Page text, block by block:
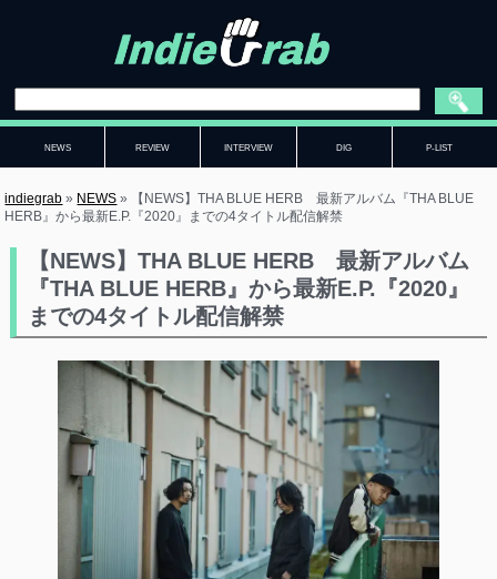
NEWS REVIEW INTERVIEW DIG P-LIST
indiegrab » NEWS »
【NEWS】THA BLUE HERB 最新アルバム『THA BLUE
HERB』から最新E.P.『2020』までの4タイトル配信解禁
【NEWS】THA BLUE HERB 最新アルバム
『THA BLUE HERB』から最新E.P.『2020』
までの4タイトル配信解禁